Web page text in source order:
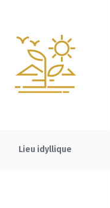
Lieu idyllique